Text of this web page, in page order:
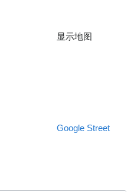
显示地图
Google Street